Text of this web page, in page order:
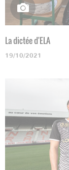
La dictée d'ELA
19/10/2021